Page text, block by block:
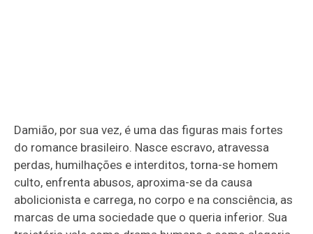
Damião, por sua vez, é uma das figuras mais fortes
do romance brasileiro. Nasce escravo, atravessa
perdas, humilhações e interditos, torna-se homem
culto, enfrenta abusos, aproxima-se da causa
abolicionista e carrega, no corpo e na consciência, as
marcas de uma sociedade que o queria inferior. Sua